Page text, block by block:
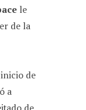
le
de la
de
a